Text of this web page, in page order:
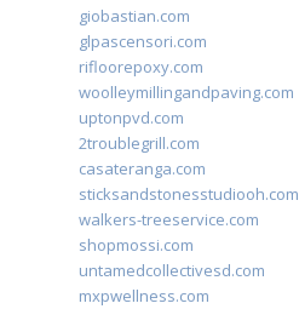
giobastian.com
glpascensori.com
rifloorepoxy.com
woolleymillingandpaving.com
uptonpvd.com
2troublegrill.com
casateranga.com
sticksandstonesstudiooh.com
walkers-treeservice.com
shopmossi.com
untamedcollectivesd.com
mxpwellness.com